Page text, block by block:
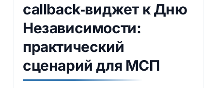
callback‑виджет к Дню
Независимости:
практический
сценарий для МСП